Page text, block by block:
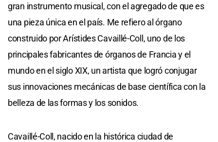
gran instrumento musical, con el agregado de que es
una pieza única en el país. Me refiero al órgano
construido por Arístides Cavaillé-Coll, uno de los
principales fabricantes de órganos de Francia y el
mundo en el siglo XIX, un artista que logró conjugar
sus innovaciones mecánicas de base científica con la
belleza de las formas y los sonidos.
Cavaillé-Coll, nacido en la histórica ciudad de